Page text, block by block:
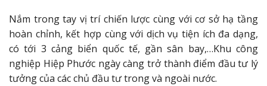
Nắm trong tay vị trí chiến lược cùng với cơ sở hạ tầng
hoàn chỉnh, kết hợp cùng với dịch vụ tiện ích đa dạng,
có tới 3 cảng biển quốc tế, gần sân bay,…Khu công
nghiệp Hiệp Phước ngày càng trở thành điểm đầu tư lý
tưởng của các chủ đầu tư trong và ngoài nước.